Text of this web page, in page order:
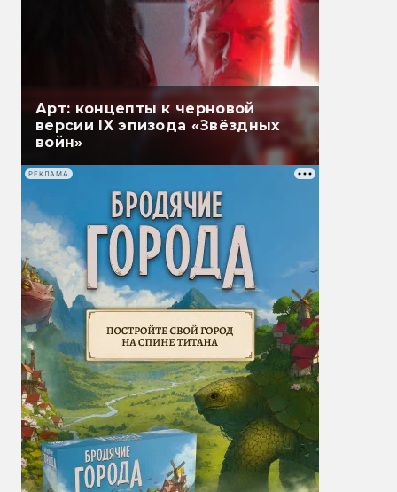
Арт: концепты к черновой
версии IX эпизода «Звёздных
войн»
РЕКЛАМА